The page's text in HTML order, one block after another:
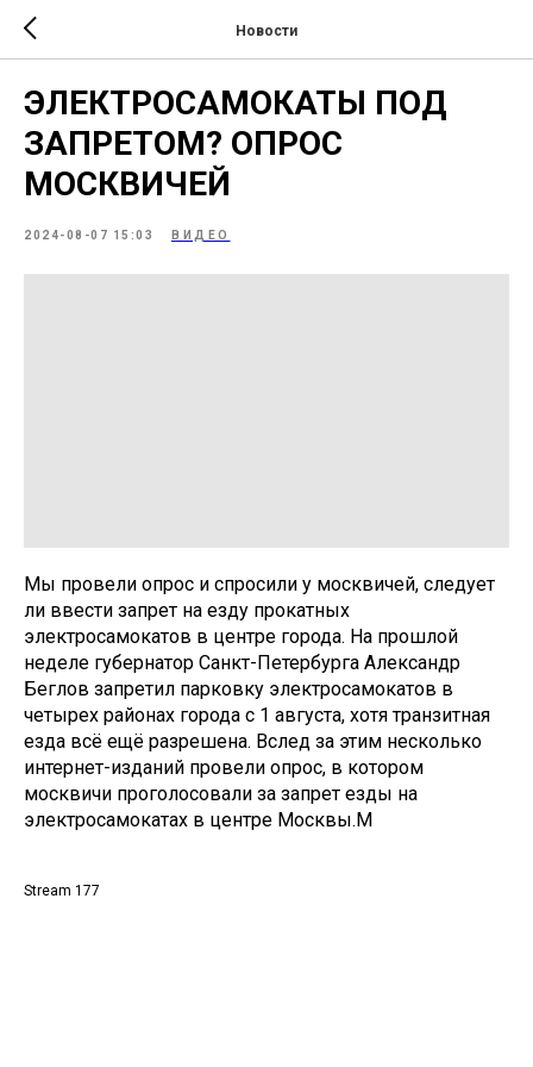
Новости
ЭЛЕКТРОСАМОКАТЫ ПОД
ЗАПРЕТОМ? ОПРОС
МОСКВИЧЕЙ
2024-08-07 15:03 ВИДЕО
Мы провели опрос и спросили у москвичей, следует
ли ввести запрет на езду прокатных
электросамокатов в центре города. На прошлой
неделе губернатор Санкт-Петербурга Александр
Беглов запретил парковку электросамокатов в
четырех районах города с 1 августа, хотя транзитная
езда всё ещё разрешена. Вслед за этим несколько
интернет-изданий провели опрос, в котором
москвичи проголосовали за запрет езды на
электросамокатах в центре Москвы.М
Stream 177